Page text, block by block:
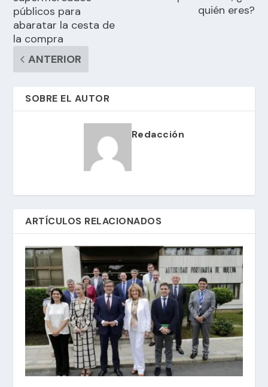
públicos para
abaratar la cesta de
la compra
ANTERIOR
quién eres?
SOBRE EL AUTOR
Redacción
ARTÍCULOS RELACIONADOS